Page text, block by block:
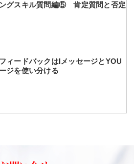
グスキル質問編⑤ 肯定質問と否定
ィードバックはIメッセージとYOU
ジを使い分ける